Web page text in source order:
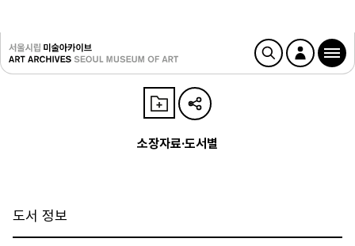
소장자료·도서별
도서 정보